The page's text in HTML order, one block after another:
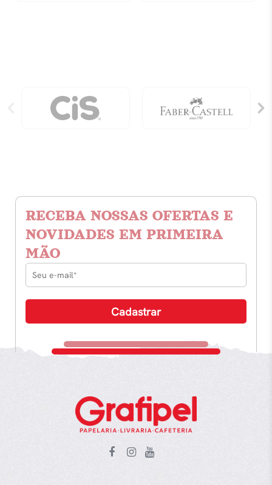
RECEBA NOSSAS OFERTAS E
NOVIDADES EM PRIMEIRA
MÃO